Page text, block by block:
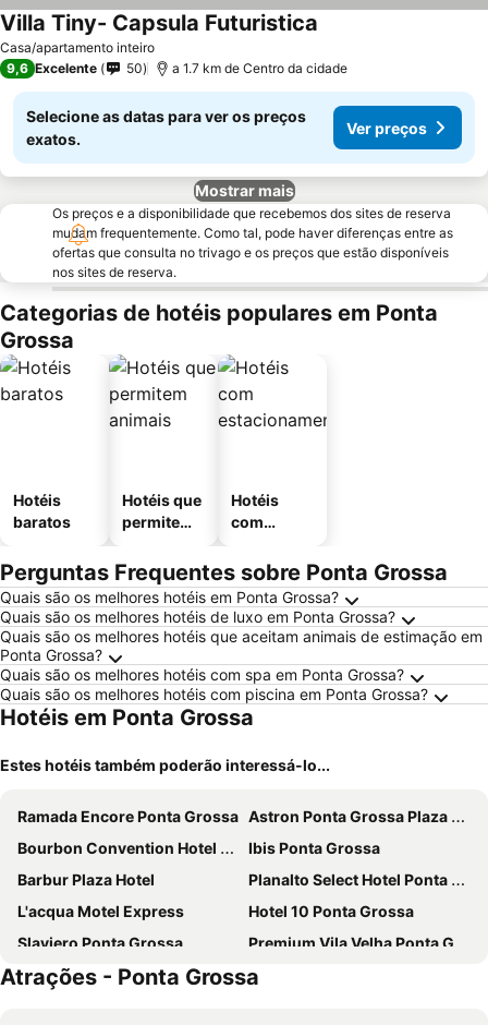
Casa/apartamento inteiro
Villa Tiny- Capsula Futuristica
9,6 Excelente 50 a 1.7 km de Centro da cidade
Selecione as datas para ver os preços
exatos.
Ver preços
Mostrar mais
Os preços e a disponibilidade que recebemos dos sites de reserva
mudam frequentemente. Como tal, pode haver diferenças entre as
ofertas que consulta no trivago e os preços que estão disponíveis
nos sites de reserva.
Categorias de hotéis populares em Ponta
Grossa
Hotéis
baratos
Hotéis que
permitem
Hotéis
com
mento
Perguntas Frequentes sobre Ponta Grossa
Quais são os melhores hotéis em Ponta Grossa?
Quais são os melhores hotéis de luxo em Ponta Grossa?
Quais são os melhores hotéis que aceitam animais de estimação em
Ponta Grossa?
Quais são os melhores hotéis com spa em Ponta Grossa?
Quais são os melhores hotéis com piscina em Ponta Grossa?
Hotéis em Ponta Grossa
Estes hotéis também poderão interessá-lo...
Ramada Encore Ponta Grossa Astron Ponta Grossa Plaza by Nobile
Bourbon Convention Hotel Ponta Grossa
Ibis Ponta Grossa
Barbur Plaza Hotel
Planalto Select Hotel Ponta Grossa
L'acqua Motel Express
Hotel 10 Ponta Grossa
Slaviero Ponta Grossa
Premium Vila Velha Ponta Grossa
Village Hotel
Hotel Pax
Atrações - Ponta Grossa